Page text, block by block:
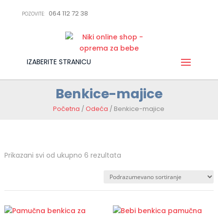
POZOVITE: 064 112 72 38
IZABERITE STRANICU
Benkice-majice
Početna /Odeća / Benkice-majice
Prikazani svi od ukupno 6 rezultata